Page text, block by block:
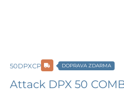
50DPXCP DOPRAVA ZDARMA
Attack DPX 50